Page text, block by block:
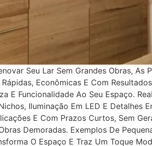
Seu Lar Sem Grandes Obras, As
Econômicas E Com
E Funcionalidade Ao Seu Espaço.
Iluminação Em LED E Detalhes
E Com Prazos Curtos, Sem
Demoradas. Exemplos De
O Espaço E Traz Um Toque